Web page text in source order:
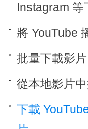
Instagram 等
將 YouTube
批量下載影
從本地影片
下載